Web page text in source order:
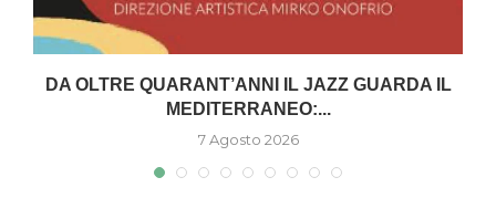
DA OLTRE QUARANT’ANNI IL JAZZ GUARDA IL
MEDITERRANEO:...
7 Agosto 2026